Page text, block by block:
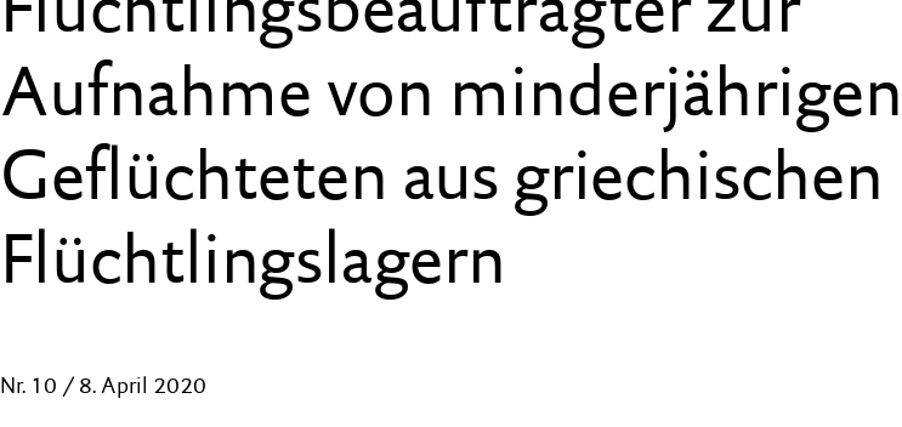
Aufnahme von minderjährigen
Geflüchteten aus griechischen
Flüchtlingslagern
Nr. 10 / 8. April 2020